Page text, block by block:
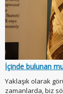
İçinde bulunan
Yaklaşık olarak
zamanlarda, biz